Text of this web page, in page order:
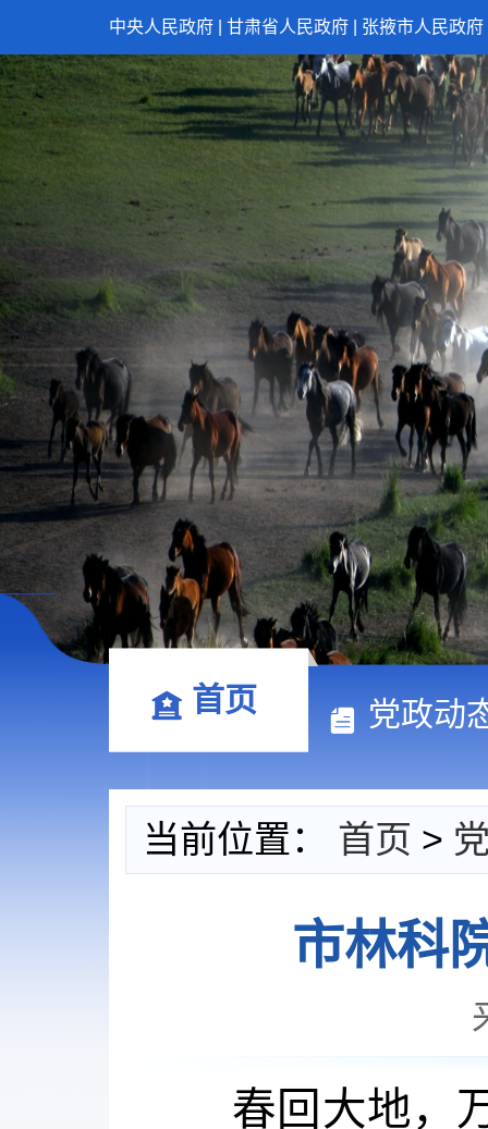
中央人民政府 甘肃省人民政府 张掖市人民政府
首页 党政动
当前位置： 首页 >
市林科
春回大地，